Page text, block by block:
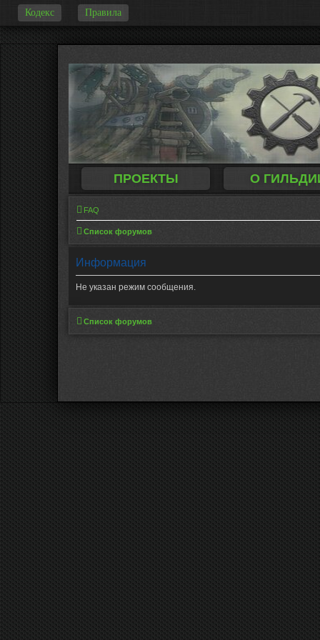
Кодекс Правила
ПРОЕКТЫ О
FAQ
Список форумов
Информация
Не указан режим сообщения.
Список форумов